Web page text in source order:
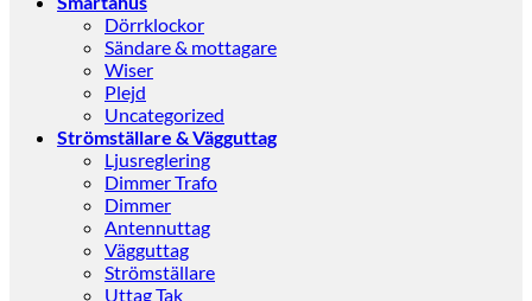
Dörrklockor
Sändare & mottagare
Wiser
Plejd
Uncategorized
Strömställare & Vägguttag
Ljusreglering
Dimmer Trafo
Dimmer
Antennuttag
Vägguttag
Strömställare
Uttag Tak